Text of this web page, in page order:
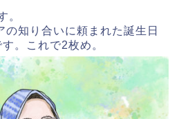
。
の知り合いに頼まれた誕生日
。これで2枚め。